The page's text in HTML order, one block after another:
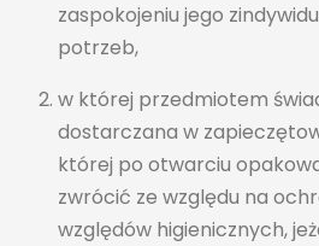
zaspokojeniu jego
potrzeb,
w której przedmiotem
dostarczana w
której po otwarciu
zwrócić ze względu na
względów higienicznych,